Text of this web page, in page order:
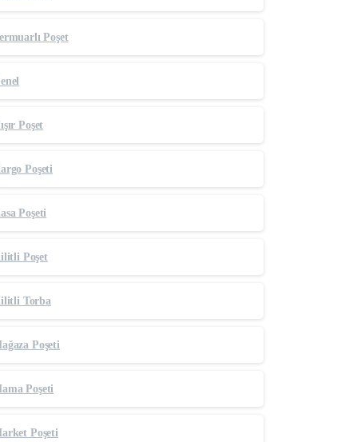
Poşet
Poşet
Poşeti
Poşeti
Poşet
Torba
Poşeti
Poşeti
Poşeti